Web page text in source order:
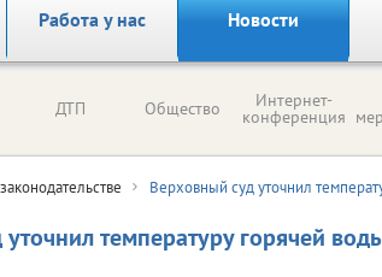
Работа у нас Новости
ДТП Общество Интернет-
конференция
Верховный суд уточнил
температуру горячей